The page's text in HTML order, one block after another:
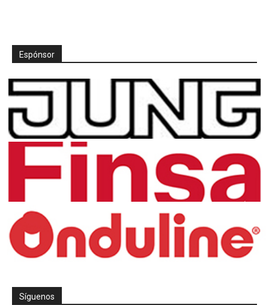
Espónsor
Síguenos